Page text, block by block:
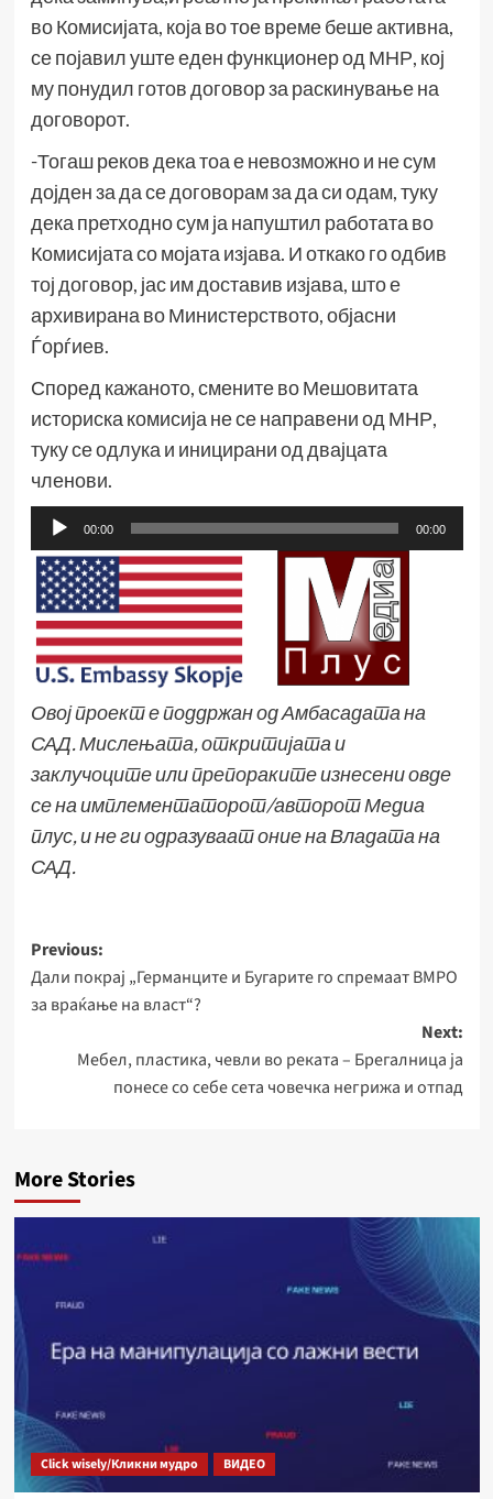
во Комисијата, која во тое време беше активна,
се појавил уште еден функционер од МНР, кој
му понудил готов договор за раскинување на
договорот.
-Тогаш реков дека тоа е невозможно и не сум
дојден за да се договорам за да си одам, туку
дека претходно сум ја напуштил работата во
Комисијата со мојата изјава. И откако го одбив
тој договор, јас им доставив изјава, што е
архивирана во Министерството, објасни
Ѓорѓиев.
Според кажаното, смените во Мешовитата
историска комисија не се направени од МНР,
туку се одлука и иницирани од двајцата
членови.
Аудио
плејер
00:00 00:00
Овој проект е поддржан од Амбасадата на
САД. Мислењата, откритијата и
заклучоците или препораките изнесени овде
се на имплементаторот/авторот Медиа
плус, и не ги одразуваат оние на Владата на
САД.
Post
navigation
Previous:
Дали покрај „Германците и Бугарите го спремаат ВМРО
за враќање на власт“?
Next:
Мебел, пластика, чевли во реката – Брегалница ја
понесе со себе сета човечка негрижа и отпад
More Stories
Click wisely/Кликни мудро ВИДЕО